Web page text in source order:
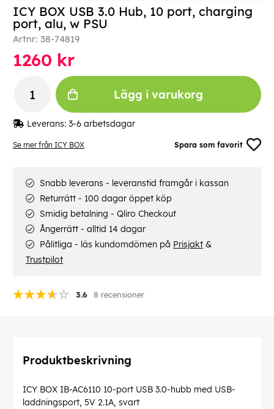
Se mer från ICY BOX Spara som favorit
ICY BOX USB 3.0 Hub, 10 port, charging
port, alu, w PSU
Artnr: 38-74819
3.6 8 recensioner
1260 kr
Lägg i varukorg
Leverans: 3-6 arbetsdagar
Snabb leverans - leveranstid framgår i kassan
Returrätt - 100 dagar öppet köp
Smidig betalning - Qliro Checkout
Ångerrätt - alltid 14 dagar
Pålitliga - läs kundomdömen på Prisjakt &
Trustpilot
Produktbeskrivning
ICY BOX IB-AC6110 10-port USB 3.0-hubb med USB-
laddningsport, 5V 2.1A, svart